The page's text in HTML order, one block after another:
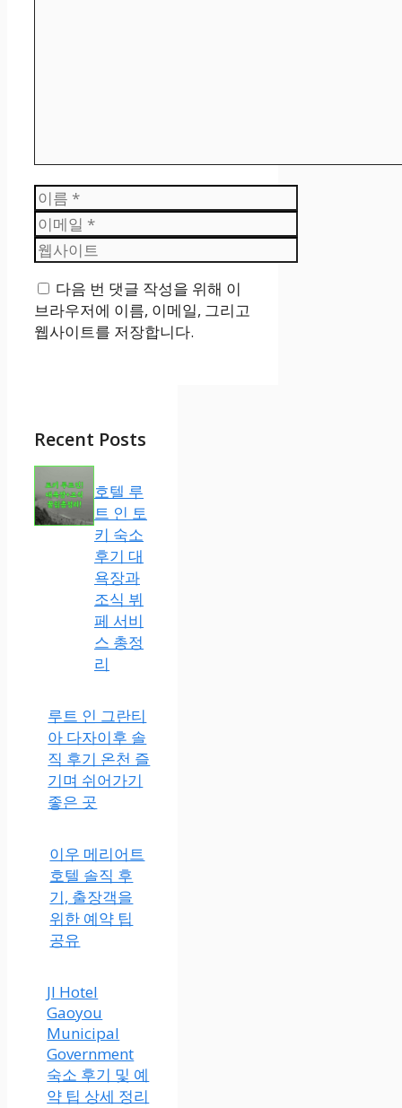
이
름
이
메
일
웹
사
이
트
다음 번 댓글 작성을 위해 이
브라우저에 이름, 이메일, 그리고
웹사이트를 저장합니다.
Recent Posts
호텔 루
트 인 토
키 숙소
후기 대
욕장과
조식 뷔
페 서비
스 총정
리
루트 인 그란티
아 다자이후 솔
직 후기 온천 즐
기며 쉬어가기
좋은 곳
이우 메리어트
호텔 솔직 후
기, 출장객을
위한 예약 팁
공유
JI Hotel
Gaoyou
Municipal
Government
숙소 후기 및 예
약 팁 상세 정리